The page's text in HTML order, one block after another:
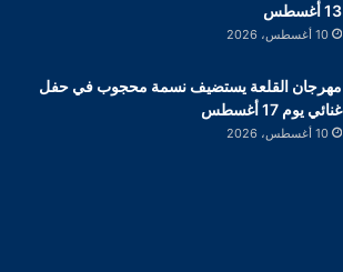
13 أغسطس
10 أغسطس، 2026
مهرجان القلعة يستضيف نسمة محجوب في حفل
غنائي يوم 17 أغسطس
10 أغسطس، 2026